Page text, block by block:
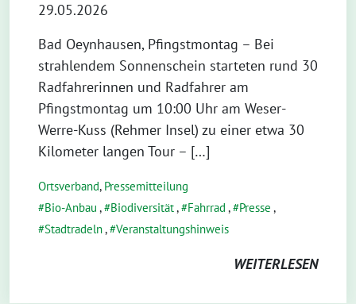
29.05.2026
Bad Oeynhausen, Pfingstmontag – Bei
strahlendem Sonnenschein starteten rund 30
Radfahrerinnen und Radfahrer am
Pfingstmontag um 10:00 Uhr am Weser-
Werre-Kuss (Rehmer Insel) zu einer etwa 30
Kilometer langen Tour – […]
Ortsverband, Pressemitteilung
Bio-Anbau , Biodiversität, Fahrrad , Presse ,
Stadtradeln, Veranstaltungshinweis
WEITERLESEN